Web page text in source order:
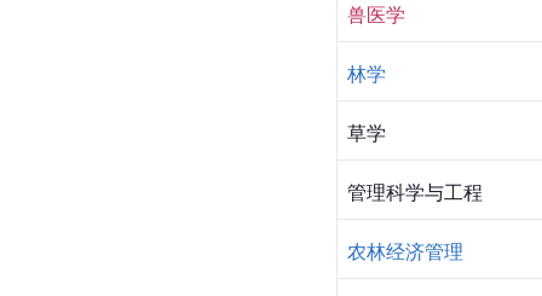
兽医学
林学
草学
管理科学与工程
农林经济管理